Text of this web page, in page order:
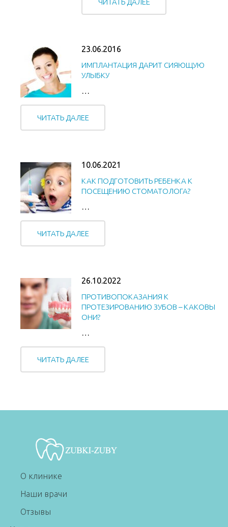
ЧИТАТЬ ДАЛЕЕ
23.06.2016
ИМПЛАНТАЦИЯ ДАРИТ СИЯЮЩУЮ
УЛЫБКУ
…
ЧИТАТЬ ДАЛЕЕ
10.06.2021
КАК ПОДГОТОВИТЬ РЕБЕНКА К
ПОСЕЩЕНИЮ СТОМАТОЛОГА?
…
ЧИТАТЬ ДАЛЕЕ
26.10.2022
ПРОТИВОПОКАЗАНИЯ К
ПРОТЕЗИРОВАНИЮ ЗУБОВ – КАКОВЫ
ОНИ?
…
ЧИТАТЬ ДАЛЕЕ
О клинике
Наши врачи
Отзывы